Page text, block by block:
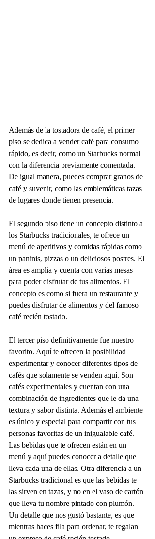
Además de la tostadora de café, el primer
piso se dedica a vender café para consumo
rápido, es decir, como un Starbucks normal
con la diferencia previamente comentada.
De igual manera, puedes comprar granos de
café y suvenir, como las emblemáticas tazas
de lugares donde tienen presencia.
El segundo piso tiene un concepto distinto a
los Starbucks tradicionales, te ofrece un
menú de aperitivos y comidas rápidas como
un paninis, pizzas o un deliciosos postres. El
área es amplia y cuenta con varias mesas
para poder disfrutar de tus alimentos. El
concepto es como si fuera un restaurante y
puedes disfrutar de alimentos y del famoso
café recién tostado.
El tercer piso definitivamente fue nuestro
favorito. Aquí te ofrecen la posibilidad
experimentar y conocer diferentes tipos de
cafés que solamente se venden aquí. Son
cafés experimentales y cuentan con una
combinación de ingredientes que le da una
textura y sabor distinta. Además el ambiente
es único y especial para compartir con tus
personas favoritas de un inigualable café.
Las bebidas que te ofrecen están en un
menú y aquí puedes conocer a detalle que
lleva cada una de ellas. Otra diferencia a un
Starbucks tradicional es que las bebidas te
las sirven en tazas, y no en el vaso de cartón
que lleva tu nombre pintado con plumón.
Un detalle que nos gustó bastante, es que
mientras haces fila para ordenar, te regalan